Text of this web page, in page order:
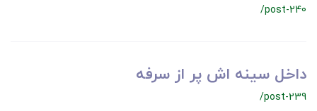
/post-240
داخل سینه اش پر از سرفه
/post-239